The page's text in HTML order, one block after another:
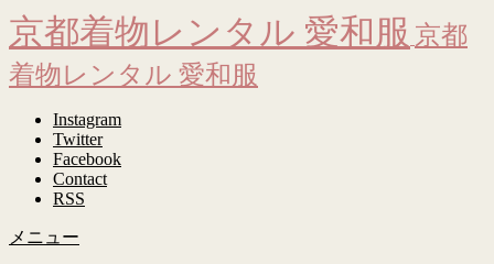
京都着物レンタル 愛和服 京都
着物レンタル 愛和服
Instagram
Twitter
Facebook
Contact
RSS
メニュー